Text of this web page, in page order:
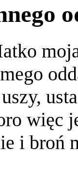
więc
i broń